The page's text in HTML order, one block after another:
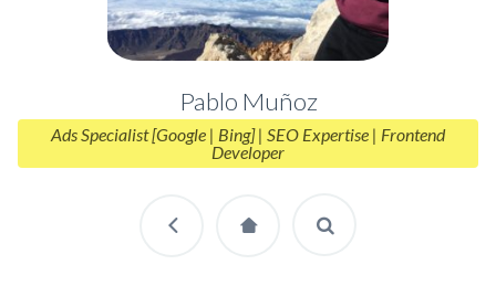
Pablo Muñoz
Ads Specialist [Google | Bing] | SEO Expertise | Frontend
Developer